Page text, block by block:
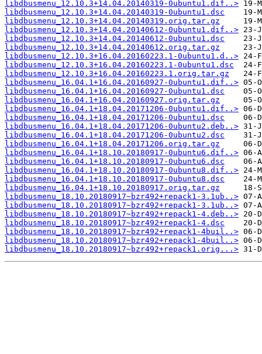
libdbusmenu_12.10.3+14.04.20140319-0ubuntu1.dif..>
libdbusmenu_12.10.3+14.04.20140319-0ubuntu1.dsc
libdbusmenu_12.10.3+14.04.20140319.orig.tar.gz
libdbusmenu_12.10.3+14.04.20140612-0ubuntu1.dif..>
libdbusmenu_12.10.3+14.04.20140612-0ubuntu1.dsc
libdbusmenu_12.10.3+14.04.20140612.orig.tar.gz
libdbusmenu_12.10.3+16.04.20160223.1-0ubuntu1.d..>
libdbusmenu_12.10.3+16.04.20160223.1-0ubuntu1.dsc
libdbusmenu_12.10.3+16.04.20160223.1.orig.tar.gz
libdbusmenu_16.04.1+16.04.20160927-0ubuntu1.dif..>
libdbusmenu_16.04.1+16.04.20160927-0ubuntu1.dsc
libdbusmenu_16.04.1+16.04.20160927.orig.tar.gz
libdbusmenu_16.04.1+18.04.20171206-0ubuntu1.dif..>
libdbusmenu_16.04.1+18.04.20171206-0ubuntu1.dsc
libdbusmenu_16.04.1+18.04.20171206-0ubuntu2.deb..>
libdbusmenu_16.04.1+18.04.20171206-0ubuntu2.dsc
libdbusmenu_16.04.1+18.04.20171206.orig.tar.gz
libdbusmenu_16.04.1+18.10.20180917-0ubuntu6.dif..>
libdbusmenu_16.04.1+18.10.20180917-0ubuntu6.dsc
libdbusmenu_16.04.1+18.10.20180917-0ubuntu8.dif..>
libdbusmenu_16.04.1+18.10.20180917-0ubuntu8.dsc
libdbusmenu_16.04.1+18.10.20180917.orig.tar.gz
libdbusmenu_18.10.20180917~bzr492+repack1-3.1ub..>
libdbusmenu_18.10.20180917~bzr492+repack1-3.1ub..>
libdbusmenu_18.10.20180917~bzr492+repack1-4.deb..>
libdbusmenu_18.10.20180917~bzr492+repack1-4.dsc
libdbusmenu_18.10.20180917~bzr492+repack1-4buil..>
libdbusmenu_18.10.20180917~bzr492+repack1-4buil..>
libdbusmenu_18.10.20180917~bzr492+repack1.orig...>